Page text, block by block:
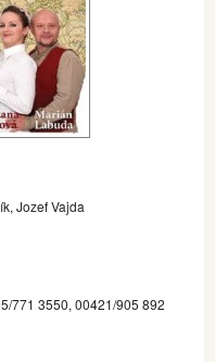
Jozef Vajda
771 3550, 00421/905 892